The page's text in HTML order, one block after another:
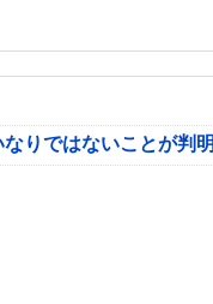
りではないことが判明